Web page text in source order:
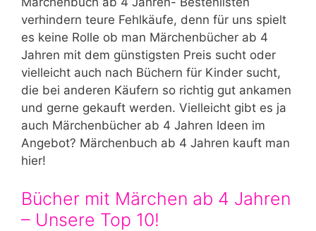
verhindern teure Fehlkäufe, denn für uns spielt
es keine Rolle ob man Märchenbücher ab 4
Jahren mit dem günstigsten Preis sucht oder
vielleicht auch nach Büchern für Kinder sucht,
die bei anderen Käufern so richtig gut ankamen
und gerne gekauft werden. Vielleicht gibt es ja
auch Märchenbücher ab 4 Jahren Ideen im
Angebot? Märchenbuch ab 4 Jahren kauft man
hier!
Bücher mit Märchen ab 4 Jahren
– Unsere Top 10!